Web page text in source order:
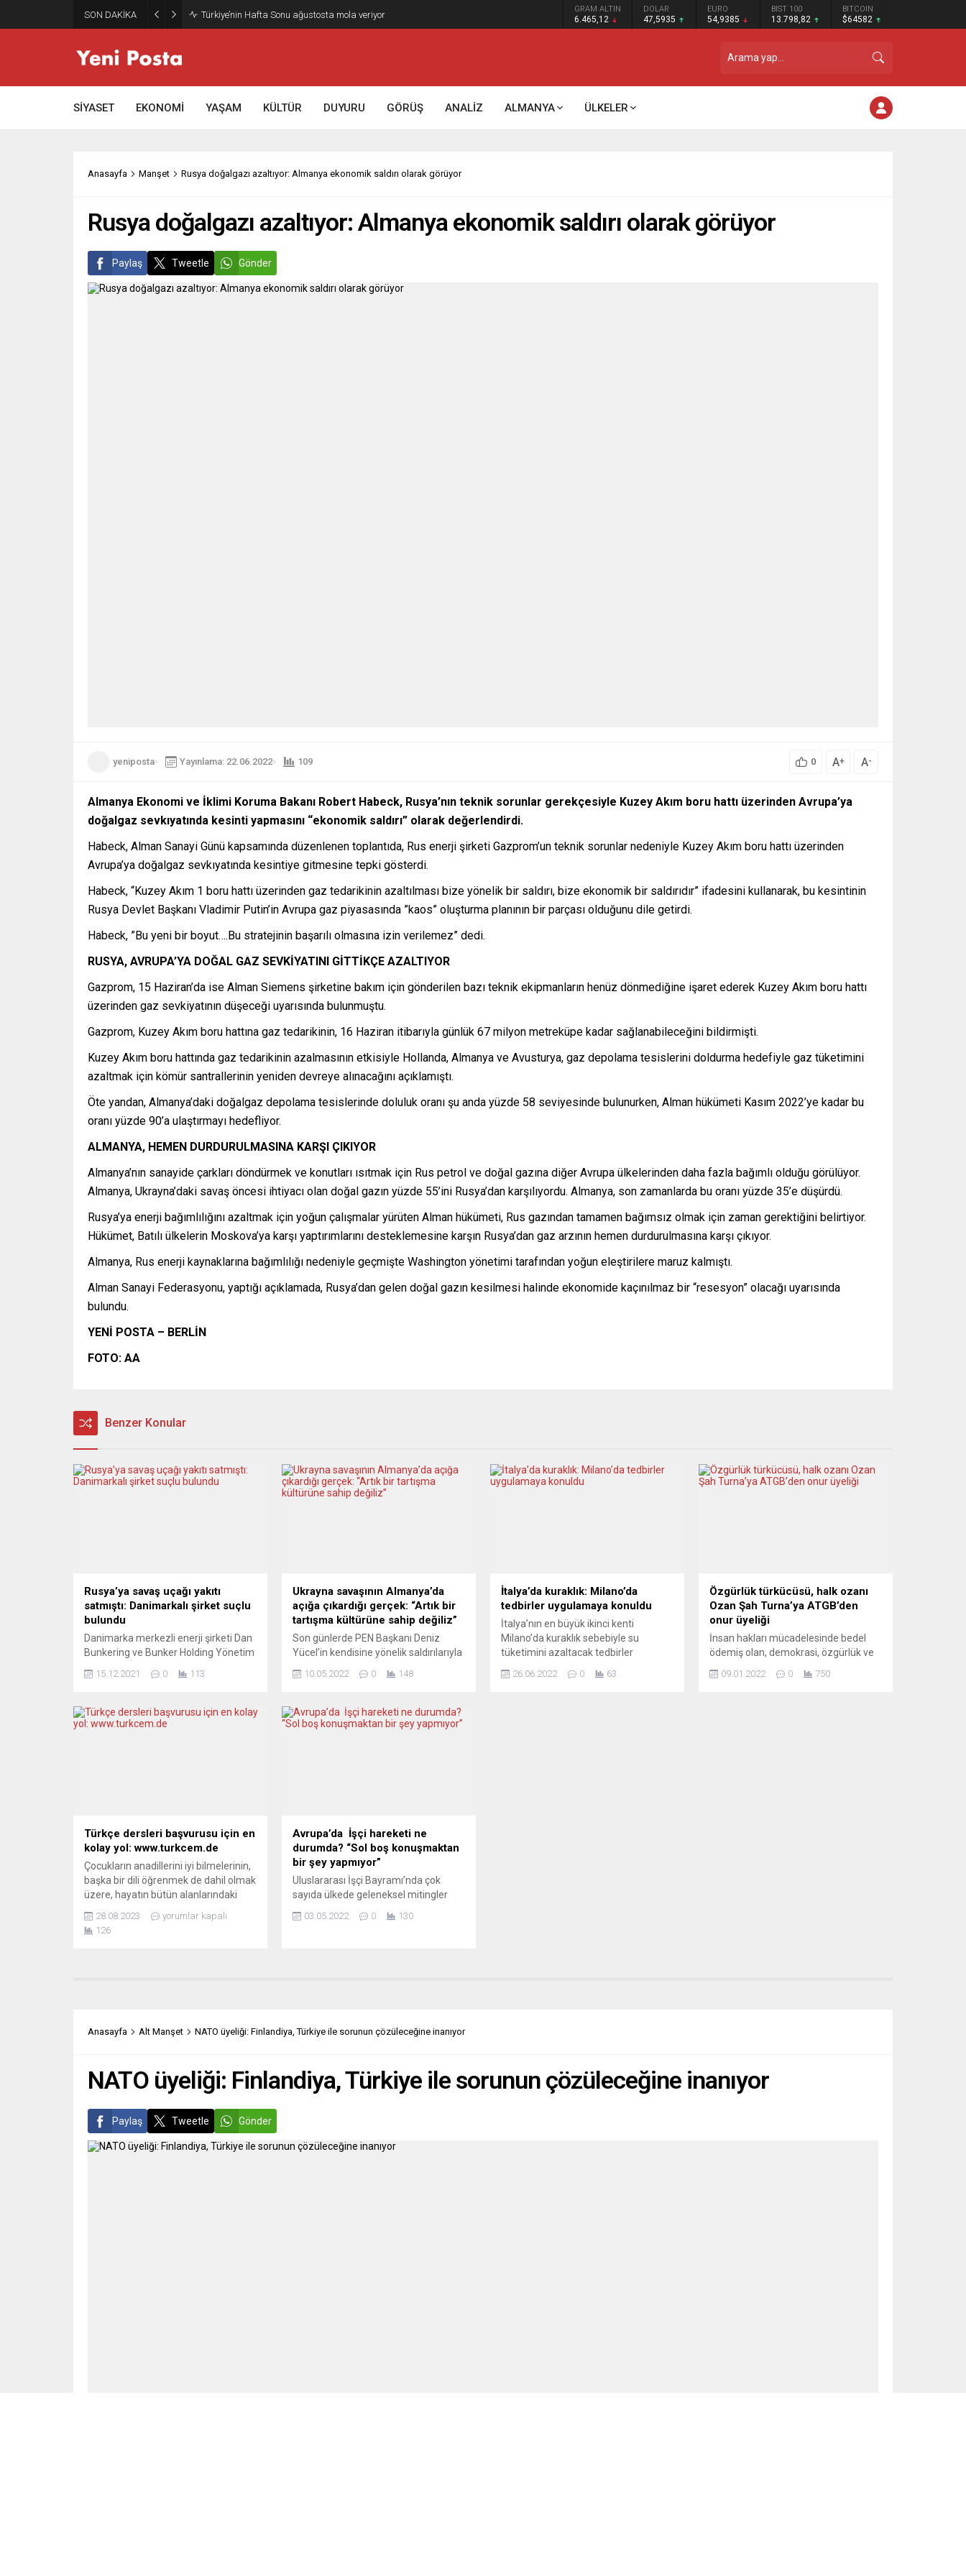
SON DAKİKA Türkiye’nin Hafta Sonu ağustosta mola veriyor GRAM ALTIN
6.465,12
DOLAR
47,5935
EURO
54,9385
BIST 100
13.798,82
BITCOIN
$64582
SİYASET EKONOMİ YAŞAM KÜLTÜR DUYURU GÖRÜŞ ANALİZ ALMANYA ÜLKELER
Anasayfa Manşet Rusya doğalgazı azaltıyor: Almanya ekonomik saldırı olarak görüyor
Rusya doğalgazı azaltıyor: Almanya ekonomik saldırı olarak görüyor
Paylaş Tweetle Gönder
yeniposta Yayınlama: 22.06.2022 109 0 A+ A-
Almanya Ekonomi ve İklimi Koruma Bakanı Robert Habeck, Rusya’nın teknik sorunlar gerekçesiyle Kuzey Akım boru hattı üzerinden Avrupa’ya
doğalgaz sevkıyatında kesinti yapmasını “ekonomik saldırı” olarak değerlendirdi.
Habeck, Alman Sanayi Günü kapsamında düzenlenen toplantıda, Rus enerji şirketi Gazprom’un teknik sorunlar nedeniyle Kuzey Akım boru hattı üzerinden
Avrupa’ya doğalgaz sevkıyatında kesintiye gitmesine tepki gösterdi.
Habeck, “Kuzey Akım 1 boru hattı üzerinden gaz tedarikinin azaltılması bize yönelik bir saldırı, bize ekonomik bir saldırıdır” ifadesini kullanarak, bu kesintinin
Rusya Devlet Başkanı Vladimir Putin’in Avrupa gaz piyasasında ”kaos” oluşturma planının bir parçası olduğunu dile getirdi.
Habeck, ”Bu yeni bir boyut….Bu stratejinin başarılı olmasına izin verilemez” dedi.
RUSYA, AVRUPA’YA DOĞAL GAZ SEVKİYATINI GİTTİKÇE AZALTIYOR
Gazprom, 15 Haziran’da ise Alman Siemens şirketine bakım için gönderilen bazı teknik ekipmanların henüz dönmediğine işaret ederek Kuzey Akım boru hattı
üzerinden gaz sevkiyatının düşeceği uyarısında bulunmuştu.
Gazprom, Kuzey Akım boru hattına gaz tedarikinin, 16 Haziran itibarıyla günlük 67 milyon metreküpe kadar sağlanabileceğini bildirmişti.
Kuzey Akım boru hattında gaz tedarikinin azalmasının etkisiyle Hollanda, Almanya ve Avusturya, gaz depolama tesislerini doldurma hedefiyle gaz tüketimini
azaltmak için kömür santrallerinin yeniden devreye alınacağını açıklamıştı.
Öte yandan, Almanya’daki doğalgaz depolama tesislerinde doluluk oranı şu anda yüzde 58 seviyesinde bulunurken, Alman hükümeti Kasım 2022’ye kadar bu
oranı yüzde 90’a ulaştırmayı hedefliyor.
ALMANYA, HEMEN DURDURULMASINA KARŞI ÇIKIYOR
Almanya’nın sanayide çarkları döndürmek ve konutları ısıtmak için Rus petrol ve doğal gazına diğer Avrupa ülkelerinden daha fazla bağımlı olduğu görülüyor.
Almanya, Ukrayna’daki savaş öncesi ihtiyacı olan doğal gazın yüzde 55’ini Rusya’dan karşılıyordu. Almanya, son zamanlarda bu oranı yüzde 35’e düşürdü.
Rusya’ya enerji bağımlılığını azaltmak için yoğun çalışmalar yürüten Alman hükümeti, Rus gazından tamamen bağımsız olmak için zaman gerektiğini belirtiyor.
Hükümet, Batılı ülkelerin Moskova’ya karşı yaptırımlarını desteklemesine karşın Rusya’dan gaz arzının hemen durdurulmasına karşı çıkıyor.
Almanya, Rus enerji kaynaklarına bağımlılığı nedeniyle geçmişte Washington yönetimi tarafından yoğun eleştirilere maruz kalmıştı.
Alman Sanayi Federasyonu, yaptığı açıklamada, Rusya’dan gelen doğal gazın kesilmesi halinde ekonomide kaçınılmaz bir “resesyon” olacağı uyarısında
bulundu.
YENİ POSTA – BERLİN
FOTO: AA
Benzer Konular
Rusya’ya savaş uçağı yakıtı
satmıştı: Danimarkalı şirket suçlu
bulundu
Danimarka merkezli enerji şirketi Dan
Bunkering ve Bunker Holding Yönetim
Suriye’de kullanılmak üzere Rusya’ya
gerekçesiyle cezaya çarptırıldı.
Odense Bölge Mahkemesi tarafından
15.12.2021 0 113
Ukrayna savaşının Almanya’da
açığa çıkardığı gerçek: “Artık bir
tartışma kültürüne sahip değiliz”
Son günlerde PEN Başkanı Deniz
Yücel’in kendisine yönelik saldırılarıyla
Wolfgang Bittner, Ukrayna’daki
ağır sonuçları olacağına dikkat çekti.
Yücel’in adeta Üçüncü Dünya
10.05.2022 0 148
İtalya’da kuraklık: Milano’da
tedbirler uygulamaya konuldu
İtalya’nın en büyük ikinci kenti
Milano’da kuraklık sebebiyle su
tüketimini azaltacak tedbirler
ülkenin Lombardiya, Piyemonte,
26.06.2022 0 63
Özgürlük türkücüsü, halk ozanı
Ozan Şah Turna’ya ATGB’den
onur üyeliği
İnsan hakları mücadelesinde bedel
ödemiş olan, demokrasi, özgürlük ve
Ozan Şah Turna’ya kültür ve sanata
09.01.2022 0 750
Türkçe dersleri başvurusu için en
kolay yol: www.turkcem.de
Çocukların anadillerini iyi bilmelerinin,
başka bir dili öğrenmek de dahil olmak
üzere, hayatın bütün alanlarındaki
kanıtlanmış bir gerçek. Almanya’da
yerleşik Türk çocuklarının Türkçe
konuya ilişkin yapılan...
28.08.2023
yorumlar kapalı
126
Avrupa’da İşçi hareketi ne
durumda? “Sol boş konuşmaktan
bir şey yapmıyor”
Uluslararası İşçi Bayramı’nda çok
sayıda ülkede geleneksel mitingler
toplumda istihdam biçimlerinin
YAPMIYOR Jutarnji list, sol...
03.05.2022 0 130
Anasayfa Alt Manşet NATO üyeliği: Finlandiya, Türkiye ile sorunun çözüleceğine inanıyor
NATO üyeliği: Finlandiya, Türkiye ile sorunun çözüleceğine inanıyor
Paylaş Tweetle Gönder